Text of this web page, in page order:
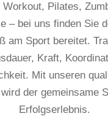
Workout, Pilates,
– bei uns finden Sie
am Sport bereitet.
Kraft,
Mit unseren
der gemeinsame
Erfolgserlebnis.